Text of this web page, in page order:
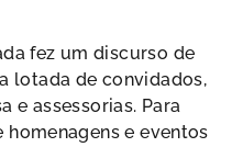
fez um discurso de
lotada de convidados,
e assessorias. Para
homenagens e eventos